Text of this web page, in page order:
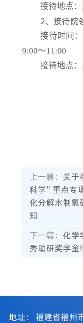
接待地点
2、接待院
接待时间
9:00～11:00
接待地点
上一篇： 关于
科学”重点专
化分解水制
知
下一篇：化学
秀助研奖学金
地址： 福建省福州